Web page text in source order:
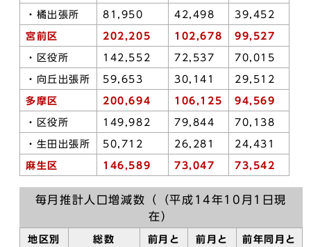
・橘出張所 81,950 42,498 39,452
宮前区 202,205 102,678 99,527
・区役所 142,552 72,537 70,015
・向丘出張所 59,653 30,141 29,512
多摩区 200,694 106,125 94,569
・区役所 149,982 79,844 70,138
・生田出張所 50,712 26,281 24,431
麻生区 146,589 73,047 73,542
毎月推計人口増減数（（平成14年10月1日現
在）
地区別 総数
前月と
前月と
前年同月と